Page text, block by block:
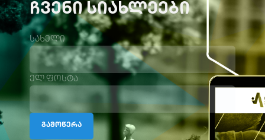
ᲩᲕᲔᲜᲘ ᲡᲘᲐᲮᲚᲔᲔᲑᲘ
სახელი
ელ.ფოსტა
გამოწერა